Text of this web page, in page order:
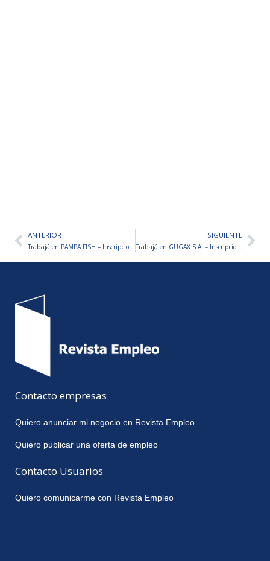
AntANTERIOR
Trabajá en PAMPA FISH – Inscripciones abiertas
SIGUIENTE
Trabajá en GUGAX S.A. – Inscripciones abiertas
Contacto empresas
Quiero anunciar mi negocio en Revista Empleo
Quiero publicar una oferta de empleo
Contacto Usuarios
Quiero comunicarme con Revista Empleo